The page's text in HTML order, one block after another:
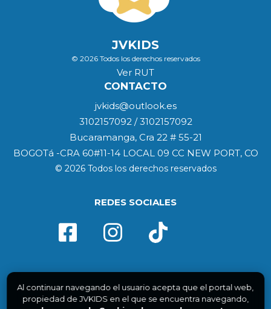
JVKIDS
© 2026 Todos los derechos reservados
Ver RUT
CONTACTO
jvkids@outlook.es
3102157092 / 3102157092
Bucaramanga, Cra 22 # 55-21
BOGOTá -CRA 60#11-14 LOCAL 09 CC NEW PORT, CO
© 2026 Todos los derechos reservados
REDES SOCIALES
Al continuar navegando el usuario acepta que el portal web,
propiedad de JVKIDS en el que se encuentra navegando,